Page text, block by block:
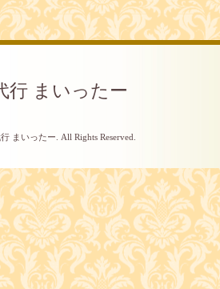
行 まいったー
まいったー . All Rights Reserved.